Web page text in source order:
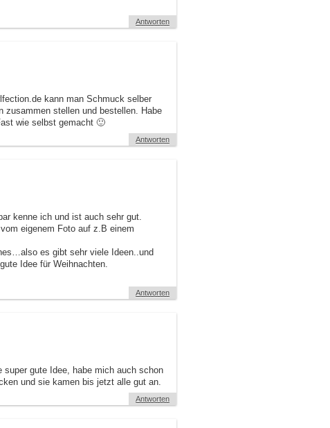
Antworten
kann man Schmuck selber
zusammen stellen und bestellen. Habe
wie selbst gemacht 🙂
Antworten
kenne ich und ist auch sehr gut.
eigenem Foto auf z.B einem
es gibt sehr viele Ideen..und
Idee für Weihnachten.
Antworten
super gute Idee, habe mich auch schon
und sie kamen bis jetzt alle gut an.
Antworten